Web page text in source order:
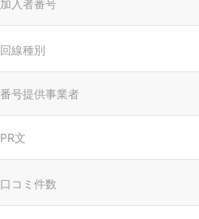
加入者番号
回線種別
番号提供事業者
PR文
口コミ件数